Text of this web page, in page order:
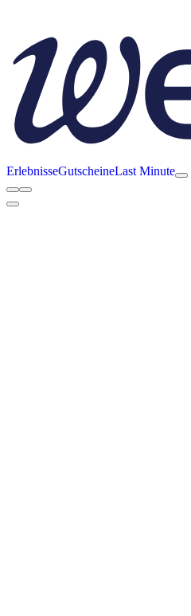
ErlebnisseGutscheineLast Minute